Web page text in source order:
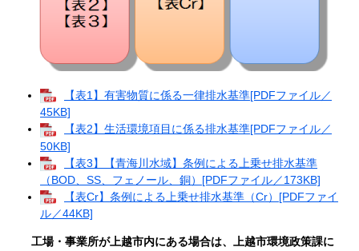
【表1】有害物質に係る一律排水基準[PDFファイル／
45KB]
【表2】生活環境項目に係る排水基準[PDFファイル／
50KB]
【表3】【青海川水域】条例による上乗せ排水基準
（BOD、SS、フェノール、銅）[PDFファイル／173KB]
【表Cr】条例による上乗せ排水基準（Cr）[PDFファイ
ル／44KB]
工場・事業所が上越市内にある場合は、上越市環境政策課に